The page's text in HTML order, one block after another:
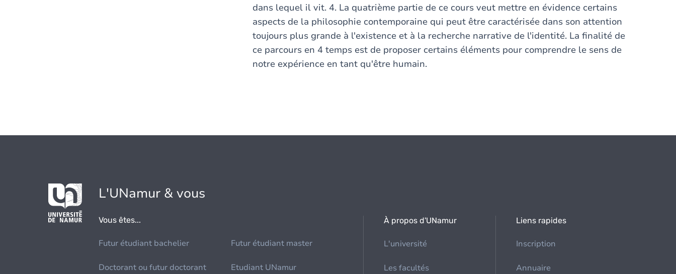
dans lequel il vit. 4. La quatrième partie de ce cours veut mettre en évidence certains
aspects de la philosophie contemporaine qui peut être caractérisée dans son attention
toujours plus grande à l'existence et à la recherche narrative de l'identité. La finalité de
ce parcours en 4 temps est de proposer certains éléments pour comprendre le sens de
notre expérience en tant qu'être humain.
L'UNamur & vous
Vous êtes...
Futur étudiant bachelier Futur étudiant master
Doctorant ou futur doctorant Etudiant UNamur
À propos d'UNamur
L'université
Les facultés
Liens rapides
Inscription
Annuaire